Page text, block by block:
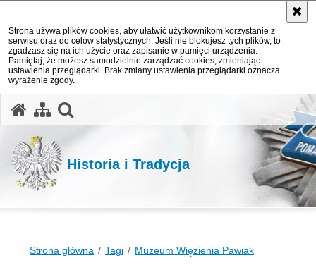
Strona używa plików cookies, aby ułatwić użytkownikom korzystanie z
serwisu oraz do celów statystycznych. Jeśli nie blokujesz tych plików, to
zgadzasz się na ich użycie oraz zapisanie w pamięci urządzenia.
Pamiętaj, że możesz samodzielnie zarządzać cookies, zmieniając
ustawienia przeglądarki. Brak zmiany ustawienia przeglądarki oznacza
wyrażenie zgody.
Historia i Tradycja
Strona główna Tagi Muzeum Więzienia Pawiak